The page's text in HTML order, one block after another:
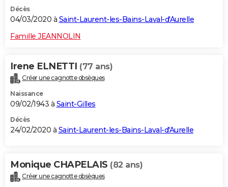
Décès
04/03/2020 à Saint-Laurent-les-Bains-Laval-d'Aurelle
Famille JEANNOLIN
Irene ELNETTI (77 ans)
Créer une cagnotte obsèques
Naissance
09/02/1943 à Saint-Gilles
Décès
24/02/2020 à Saint-Laurent-les-Bains-Laval-d'Aurelle
Monique CHAPELAIS (82 ans)
Créer une cagnotte obsèques